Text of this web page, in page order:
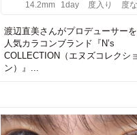
14.2mm 1day 度入り 度
渡辺直美さんがプロデューサー
人気カラコンブランド『N’s
COLLECTION（エヌズコレクショ
ン）』...